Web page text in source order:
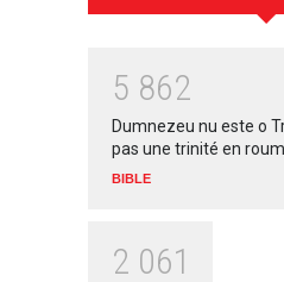
5 862
Dumnezeu nu este o
pas une trinité en
BIBLE
2 061